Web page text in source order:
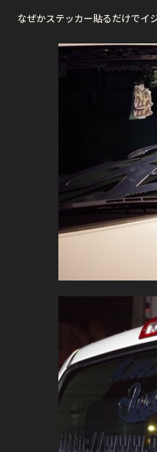
なぜかステッカー貼るだけでイ